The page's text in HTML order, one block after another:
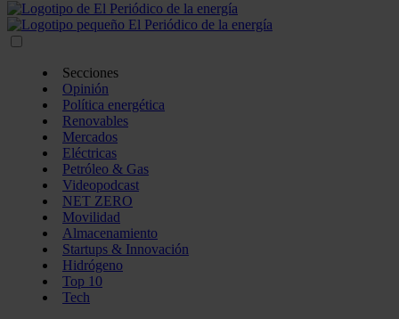
Secciones
Opinión
Política energética
Renovables
Mercados
Eléctricas
Petróleo & Gas
Videopodcast
NET ZERO
Movilidad
Almacenamiento
Startups & Innovación
Hidrógeno
Top 10
Tech